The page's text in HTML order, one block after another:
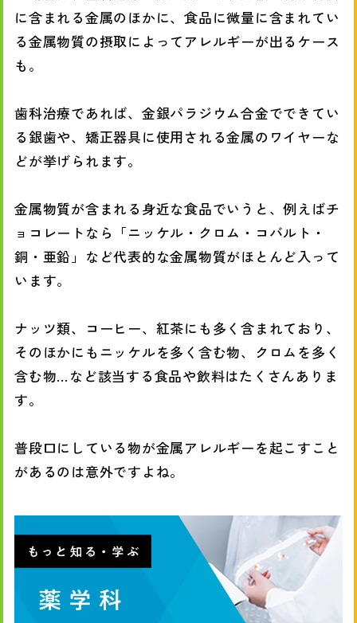
に含まれる金属のほかに、食品に微量に含まれてい
る金属物質の摂取によってアレルギーが出るケース
も。
歯科治療であれば、金銀パラジウム合金でできてい
る銀歯や、矯正器具に使用される金属のワイヤーな
どが挙げられます。
金属物質が含まれる身近な食品でいうと、例えばチ
ョコレートなら「ニッケル・クロム・コバルト・
銅・亜鉛」など代表的な金属物質がほとんど入って
います。
ナッツ類、コーヒー、紅茶にも多く含まれており、
そのほかにもニッケルを多く含む物、クロムを多く
含む物…など該当する食品や飲料はたくさんありま
す。
普段口にしている物が金属アレルギーを起こすこと
があるのは意外ですよね。